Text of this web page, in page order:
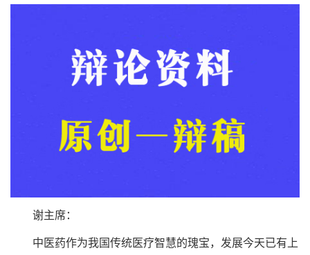
谢主席：
中医药作为我国传统医疗智慧的瑰宝，发展今天已有上